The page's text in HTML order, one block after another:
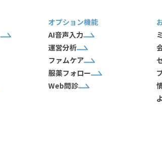
オプション機能
AI音声入力
運営分析
ファムケア
服薬フォロー
Web問診